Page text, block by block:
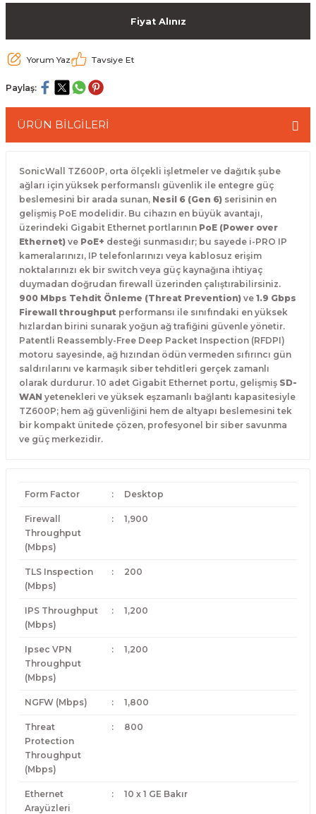
Fiyat Alınız
Yorum Yaz Tavsiye Et
Paylaş:
ÜRÜN BİLGİLERİ
SonicWall TZ600P, orta ölçekli işletmeler ve dağıtık şube
ağları için yüksek performanslı güvenlik ile entegre güç
beslemesini bir arada sunan, Nesil 6 (Gen 6) serisinin en
gelişmiş PoE modelidir. Bu cihazın en büyük avantajı,
üzerindeki Gigabit Ethernet portlarının PoE (Power over
Ethernet) ve PoE+ desteği sunmasıdır; bu sayede i-PRO IP
kameralarınızı, IP telefonlarınızı veya kablosuz erişim
noktalarınızı ek bir switch veya güç kaynağına ihtiyaç
duymadan doğrudan firewall üzerinden çalıştırabilirsiniz.
900 Mbps Tehdit Önleme (Threat Prevention) ve 1.9 Gbps
Firewall throughput performansı ile sınıfındaki en yüksek
hızlardan birini sunarak yoğun ağ trafiğini güvenle yönetir.
Patentli Reassembly-Free Deep Packet Inspection (RFDPI)
motoru sayesinde, ağ hızından ödün vermeden sıfırıncı gün
saldırılarını ve karmaşık siber tehditleri gerçek zamanlı
olarak durdurur. 10 adet Gigabit Ethernet portu, gelişmiş SD-
WAN yetenekleri ve yüksek eşzamanlı bağlantı kapasitesiyle
TZ600P; hem ağ güvenliğini hem de altyapı beslemesini tek
bir kompakt ünitede çözen, profesyonel bir siber savunma
ve güç merkezidir.
Form Factor : Desktop
Firewall
Throughput
(Mbps)
: 1,900
TLS Inspection
(Mbps)
: 200
IPS Throughput
(Mbps)
: 1,200
Ipsec VPN
Throughput
(Mbps)
: 1,200
NGFW (Mbps) : 1,800
Threat
Protection
Throughput
(Mbps)
: 800
Ethernet
Arayüzleri
: 10 x 1 GE Bakır